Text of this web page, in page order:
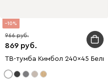
10
869
966
ТВ-тумба Кимбол 240x45 Белый